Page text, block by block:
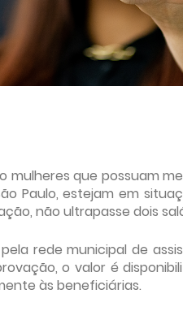
mulheres que possuam
Paulo, estejam em
não ultrapasse dois
rede municipal de
o valor é
às beneficiárias.